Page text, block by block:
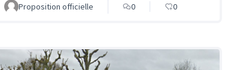
Proposition officielle 0 0